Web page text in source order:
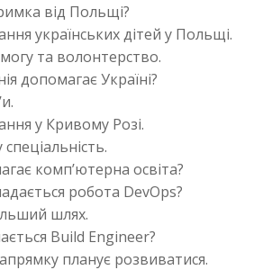
від Польщі?
українських дітей у Польщі.
та волонтерство.
допомагає Україні?
у Кривому Розі.
комп’ютерна освіта?
робота DevOps?
шлях.
Build Engineer?
планує розвиватися.